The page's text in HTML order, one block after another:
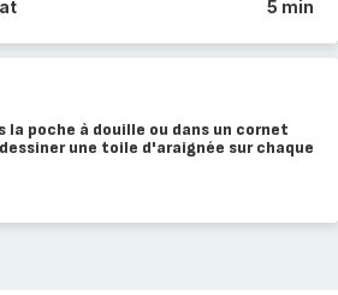
5 min
la poche à douille ou dans un cornet
une toile d'araignée sur chaque